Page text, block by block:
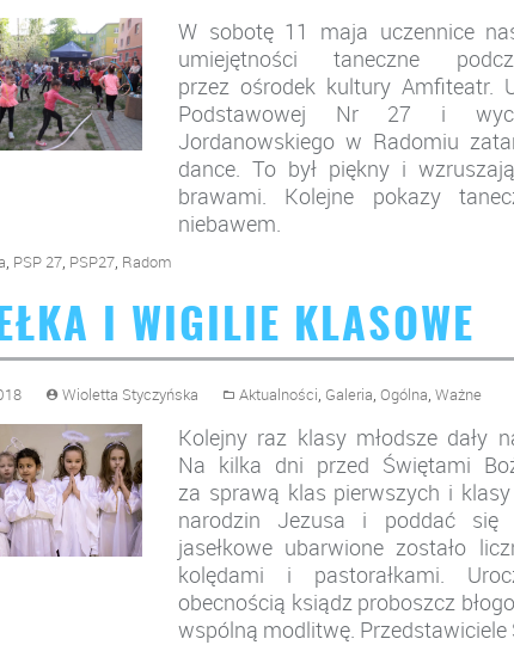
W sobotę 11 maja uczennice
umiejętności taneczne
przez ośrodek kultury Amfiteatr.
Podstawowej Nr 27 i
Jordanowskiego w Radomiu
dance. To był piękny i
brawami. Kolejne pokazy
niebawem.
PSP 27 PSP27 Radom
I WIGILIE KLASOWE
Wioletta Styczyńska Aktualności Galeria Ogólna Ważne
Kolejny raz klasy młodsze dały
Na kilka dni przed Świętami
za sprawą klas pierwszych i
narodzin Jezusa i poddać się
jasełkowe ubarwione zostało
kolędami i pastorałkami.
obecnością ksiądz proboszcz
wspólną modlitwę.